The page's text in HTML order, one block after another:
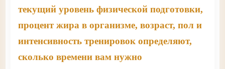
текущий уровень физической подготовки,
процент жира в организме, возраст, пол и
интенсивность тренировок определяют,
сколько времени вам нужно